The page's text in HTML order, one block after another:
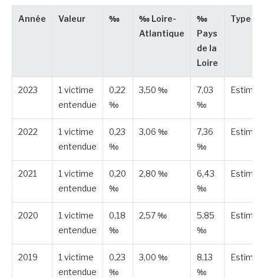
Année Valeur ‰
‰ Loire-
Atlantique
‰
Pays
de la
Loire
Type
2023
1 victime
entendue
0,22
‰
3,50 ‰
7,03
‰
Estimée
2022
1 victime
entendue
0,23
‰
3,06 ‰
7,36
‰
Estimée
2021
1 victime
entendue
0,20
‰
2,80 ‰
6,43
‰
Estimée
2020
1 victime
entendue
0,18
‰
2,57 ‰
5,85
‰
Estimée
2019
1 victime
entendue
0,23
‰
3,00 ‰
8,13
‰
Estimée